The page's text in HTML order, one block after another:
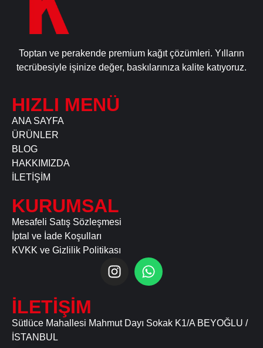
Toptan ve perakende premium kağıt çözümleri. Yılların
tecrübesiyle işinize değer, baskılarınıza kalite katıyoruz.
HIZLI MENÜ
ANA SAYFA
ÜRÜNLER
BLOG
HAKKIMIZDA
İLETİŞİM
KURUMSAL
Mesafeli Satış Sözleşmesi
İptal ve İade Koşulları
KVKK ve Gizlilik Politikası
İLETİŞİM
Sütlüce Mahallesi Mahmut Dayı Sokak K1/A BEYOĞLU /
İSTANBUL